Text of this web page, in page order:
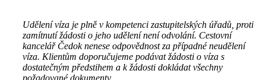
Udělení víza je plně v kompetenci zastupitelských úřadů, proti
zamítnutí žádosti o jeho udělení není odvolání. Cestovní
kancelář Čedok nenese odpovědnost za případné neudělení
víza. Klientům doporučujeme podávat žádosti o víza s
dostatečným předstihem a k žádosti dokládat všechny